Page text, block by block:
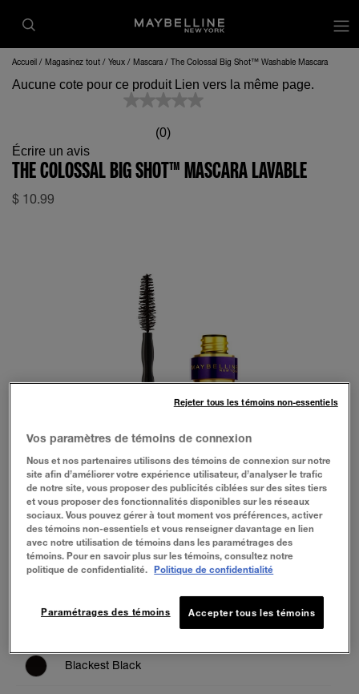
Accueil Magasinez tout Yeux Mascara The Colossal Big Shot™ Washable Mascara
Aucune cote pour ce produit Lien vers la même page.
(0)
Écrire un avis
THE COLOSSAL BIG SHOT™ MASCARA LAVABLE
$ 10.99
Blackest Black
Vos paramètres de témoins de connexion
Nous et nos partenaires utilisons des témoins de connexion sur notre
site afin d’améliorer votre expérience utilisateur, d’analyser le trafic
de notre site, vous proposer des publicités ciblées sur des sites tiers
et vous proposer des fonctionnalités disponibles sur les réseaux
sociaux. Vous pouvez gérer à tout moment vos préférences, activer
des témoins non-essentiels et vous renseigner davantage en lien
avec notre utilisation de témoins dans les paramétrages des
témoins. Pour en savoir plus sur les témoins, consultez notre
politique de confidentialité.
Politique de confidentialité
Accepter tous les témoins
Paramétrages des témoins
Rejeter tous les témoins non-essentiels